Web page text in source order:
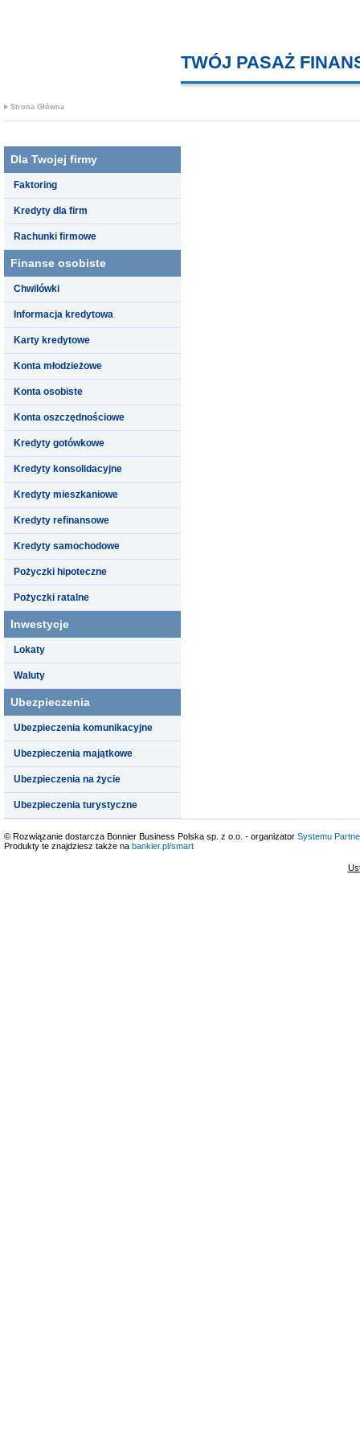
TWÓJ PASAŻ
Strona Główna
Dla Twojej firmy
Faktoring
Kredyty dla firm
Rachunki firmowe
Finanse osobiste
Chwilówki
Informacja kredytowa
Karty kredytowe
Konta młodzieżowe
Konta osobiste
Konta oszczędnościowe
Kredyty gotówkowe
Kredyty konsolidacyjne
Kredyty mieszkaniowe
Kredyty refinansowe
Kredyty samochodowe
Pożyczki hipoteczne
Pożyczki ratalne
Inwestycje
Lokaty
Waluty
Ubezpieczenia
Ubezpieczenia komunikacyjne
Ubezpieczenia majątkowe
Ubezpieczenia na życie
Ubezpieczenia turystyczne
© Rozwiązanie dostarcza Bonnier Business Polska sp. z o.o. - organizator Systemu
Produkty te znajdziesz także na bankier.pl/smart